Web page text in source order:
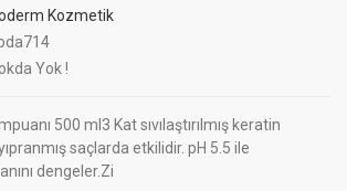
Kozmetik
Yok !
500 ml3 Kat sıvılaştırılmış keratin
saçlarda etkilidir. pH 5.5 ile
dengeler.Zi